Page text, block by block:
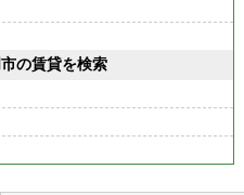
の賃貸を検索